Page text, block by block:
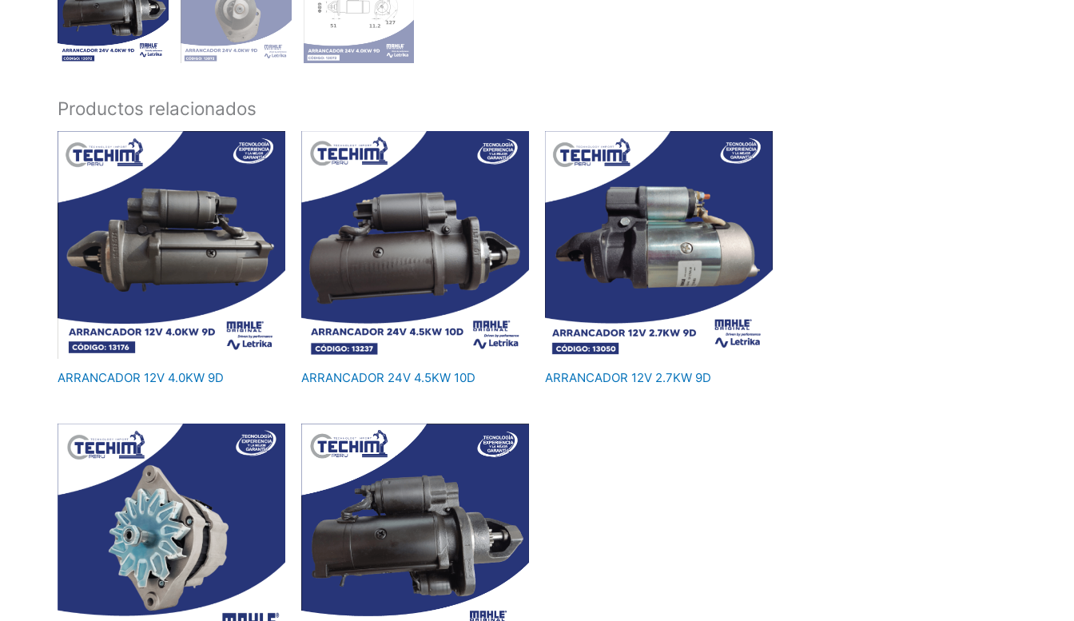
Productos relacionados
ARRANCADOR 12V 4.0KW 9D ARRANCADOR 24V 4.5KW 10D ARRANCADOR 12V 2.7KW 9D